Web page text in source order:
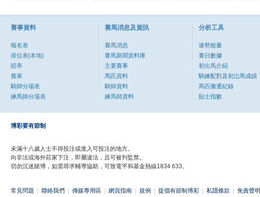
賽事資料
報名表
排位表(本地)
賠率
賽果
騎師分場表
練馬師分場表
賽馬消息及資訊
賽馬消息
賽馬新聞資料庫
主要賽事
馬匹資料
騎師資料
練馬師資料
分析工具
速勢能量
賽日數據
初出馬介紹
騎練配對及初岀馬成績
馬匹搬遷紀錄
貼士指數
博彩要有節制
未滿十八歲人士不得投注或進入可投注的地方。
向非法或海外莊家下注，即屬違法，且可被判監禁。
切勿沉迷賭博，如需尋求輔導協助，可致電平和基金熱線1834 633。
常見問題 聯絡我們 傳媒專用區 網頁指南 規例 提倡有節制博彩 私隱條款 免責聲明